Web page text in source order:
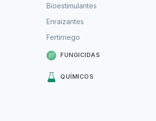
Bioestimulantes
Enraizantes
Fertirriego
FUNGICIDAS
QUÍMICOS